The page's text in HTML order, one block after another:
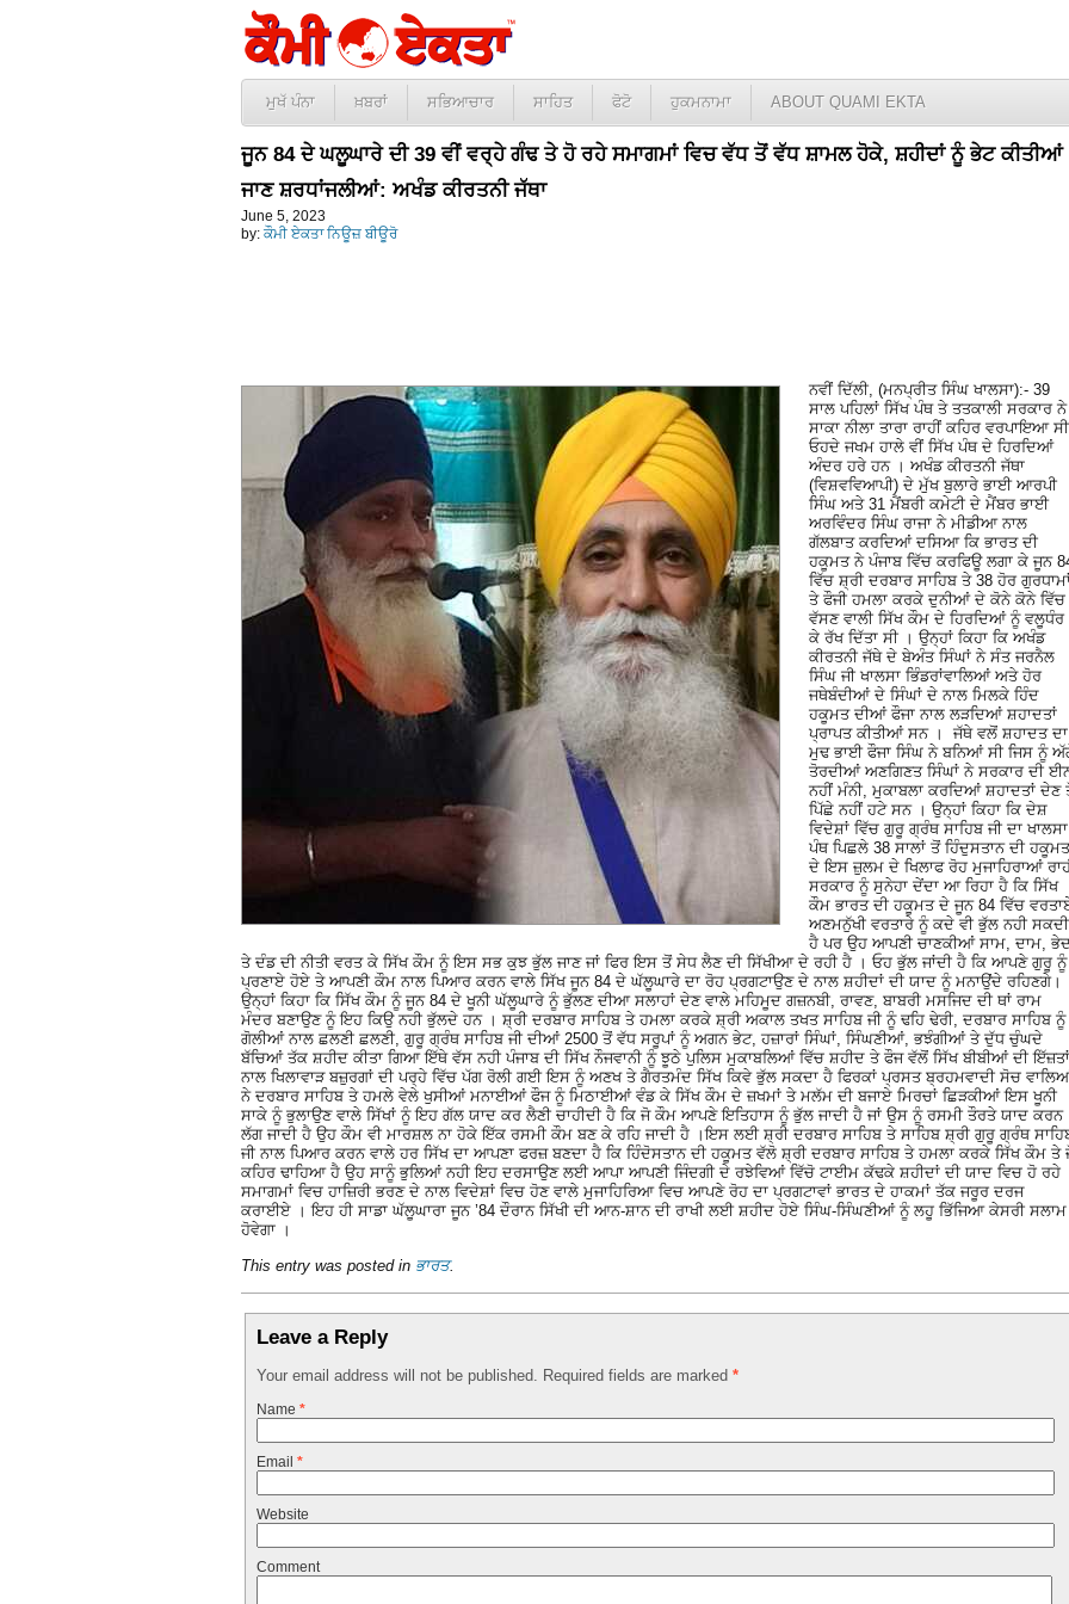
ਮੁਖੱ ਪੰਨਾ ਖ਼ਬਰਾਂ ਸਭਿਆਚਾਰ ਸਾਹਿਤ ਫੋਟੋ ਹੁਕਮਨਾਮਾ ABOUT QUAMI EKTA
ਜੂਨ 84 ਦੇ ਘਲੂਘਾਰੇ ਦੀ 39 ਵੀਂ ਵਰ੍ਹੇ ਗੰਢ ਤੇ ਹੋ ਰਹੇ ਸਮਾਗਮਾਂ ਵਿਚ ਵੱਧ ਤੋਂ ਵੱਧ ਸ਼ਾਮਲ ਹੋਕੇ, ਸ਼ਹੀਦਾਂ ਨੂੰ ਭੇਟ ਕੀਤੀਆਂ
ਜਾਣ ਸ਼ਰਧਾਂਜਲੀਆਂ: ਅਖੰਡ ਕੀਰਤਨੀ ਜੱਥਾ
June 5, 2023
by: ਕੌਮੀ ਏਕਤਾ ਨਿਊਜ਼ ਬੀਊਰੋ
ਨਵੀਂ ਦਿੱਲੀ, (ਮਨਪ੍ਰੀਤ ਸਿੰਘ ਖਾਲਸਾ):- 39
ਸਾਲ ਪਹਿਲਾਂ ਸਿੱਖ ਪੰਥ ਤੇ ਤਤਕਾਲੀ ਸਰਕਾਰ ਨੇ
ਸਾਕਾ ਨੀਲਾ ਤਾਰਾ ਰਾਹੀਂ ਕਹਿਰ ਵਰਪਾਇਆ ਸੀ
ਓਹਦੇ ਜਖਮ ਹਾਲੇ ਵੀਂ ਸਿੱਖ ਪੰਥ ਦੇ ਹਿਰਦਿਆਂ
ਅੰਦਰ ਹਰੇ ਹਨ । ਅਖੰਡ ਕੀਰਤਨੀ ਜੱਥਾ
(ਵਿਸ਼ਵਵਿਆਪੀ) ਦੇ ਮੁੱਖ ਬੁਲਾਰੇ ਭਾਈ ਆਰਪੀ
ਸਿੰਘ ਅਤੇ 31 ਮੈਂਬਰੀ ਕਮੇਟੀ ਦੇ ਮੈਂਬਰ ਭਾਈ
ਅਰਵਿੰਦਰ ਸਿੰਘ ਰਾਜਾ ਨੇ ਮੀਡੀਆ ਨਾਲ
ਗੱਲਬਾਤ ਕਰਦਿਆਂ ਦਸਿਆ ਕਿ ਭਾਰਤ ਦੀ
ਹਕੂਮਤ ਨੇ ਪੰਜਾਬ ਵਿੱਚ ਕਰਫਿਊ ਲਗਾ ਕੇ ਜੂਨ
ਵਿੱਚ ਸ਼੍ਰੀ ਦਰਬਾਰ ਸਾਹਿਬ ਤੇ 38 ਹੋਰ
ਤੇ ਫੌਜੀ ਹਮਲਾ ਕਰਕੇ ਦੁਨੀਆਂ ਦੇ ਕੋਨੇ ਕੋਨੇ ਵਿੱਚ
ਵੱਸਣ ਵਾਲੀ ਸਿੱਖ ਕੌਮ ਦੇ ਹਿਰਦਿਆਂ ਨੂੰ ਵਲੂਧੰਰ
ਕੇ ਰੱਖ ਦਿੱਤਾ ਸੀ । ਉਨ੍ਹਾਂ ਕਿਹਾ ਕਿ ਅਖੰਡ
ਕੀਰਤਨੀ ਜੱਥੇ ਦੇ ਬੇਅੰਤ ਸਿੰਘਾਂ ਨੇ ਸੰਤ ਜਰਨੈਲ
ਸਿੰਘ ਜੀ ਖਾਲਸਾ ਭਿੰਡਰਾਂਵਾਲਿਆਂ ਅਤੇ ਹੋਰ
ਜਥੇਬੰਦੀਆਂ ਦੇ ਸਿੰਘਾਂ ਦੇ ਨਾਲ ਮਿਲਕੇ ਹਿੰਦ
ਹਕੂਮਤ ਦੀਆਂ ਫੌਜਾ ਨਾਲ ਲੜਦਿਆਂ ਸ਼ਹਾਦਤਾਂ
ਪ੍ਰਾਪਤ ਕੀਤੀਆਂ ਸਨ । ਜੱਥੇ ਵਲੋਂ ਸ਼ਹਾਦਤ ਦਾ
ਮੁਢ ਭਾਈ ਫੌਜਾ ਸਿੰਘ ਨੇ ਬਨਿਆਂ ਸੀ ਜਿਸ ਨੂੰ
ਤੋਰਦੀਆਂ ਅਣਗਿਣਤ ਸਿੰਘਾਂ ਨੇ ਸਰਕਾਰ ਦੀ
ਨਹੀਂ ਮੰਨੀ, ਮੁਕਾਬਲਾ ਕਰਦਿਆਂ ਸ਼ਹਾਦਤਾਂ ਦੇਣ
ਪਿੱਛੇ ਨਹੀਂ ਹਟੇ ਸਨ । ਉਨ੍ਹਾਂ ਕਿਹਾ ਕਿ ਦੇਸ਼
ਵਿਦੇਸ਼ਾਂ ਵਿੱਚ ਗੁਰੂ ਗ੍ਰੰਥ ਸਾਹਿਬ ਜੀ ਦਾ ਖਾਲਸਾ
ਪੰਥ ਪਿਛਲੇ 38 ਸਾਲਾਂ ਤੋਂ ਹਿੰਦੁਸਤਾਨ ਦੀ ਹਕੂਮਤ
ਦੇ ਇਸ ਜ਼ੁਲਮ ਦੇ ਖਿਲਾਫ ਰੋਹ ਮੁਜਾਹਿਰਾਆਂ
ਸਰਕਾਰ ਨੂੰ ਸੁਨੇਹਾ ਦੇਂਦਾ ਆ ਰਿਹਾ ਹੈ ਕਿ ਸਿੱਖ
ਕੌਮ ਭਾਰਤ ਦੀ ਹਕੂਮਤ ਦੇ ਜੂਨ 84 ਵਿੱਚ
ਅਣਮਨੁੱਖੀ ਵਰਤਾਰੇ ਨੂੰ ਕਦੇ ਵੀ ਭੁੱਲ ਨਹੀ ਸਕਦੀ
ਹੈ ਪਰ ਉਹ ਆਪਣੀ ਚਾਣਕੀਆਂ ਸਾਮ, ਦਾਮ,
ਤੇ ਦੰਡ ਦੀ ਨੀਤੀ ਵਰਤ ਕੇ ਸਿੱਖ ਕੌਮ ਨੂੰ ਇਸ ਸਭ ਕੁਝ ਭੁੱਲ ਜਾਣ ਜਾਂ ਫਿਰ ਇਸ ਤੋਂ ਸੇਧ ਲੈਣ ਦੀ ਸਿੱਖੀਆ ਦੇ ਰਹੀ ਹੈ । ਓਹ ਭੁੱਲ ਜਾਂਦੀ ਹੈ ਕਿ ਆਪਣੇ ਗੁਰੂ ਨੂੰ
ਪ੍ਰਣਾਏ ਹੋਏ ਤੇ ਆਪਣੀ ਕੌਮ ਨਾਲ ਪਿਆਰ ਕਰਨ ਵਾਲੇ ਸਿੱਖ ਜੂਨ 84 ਦੇ ਘੱਲੂਘਾਰੇ ਦਾ ਰੋਹ ਪ੍ਰਗਟਾਉਣ ਦੇ ਨਾਲ ਸ਼ਹੀਦਾਂ ਦੀ ਯਾਦ ਨੂੰ ਮਨਾਉਂਦੇ ਰਹਿਣਗੇ।
ਉਨ੍ਹਾਂ ਕਿਹਾ ਕਿ ਸਿੱਖ ਕੌਮ ਨੂੰ ਜੂਨ 84 ਦੇ ਖੂਨੀ ਘੱਲੂਘਾਰੇ ਨੂੰ ਭੁੱਲਣ ਦੀਆ ਸਲਾਹਾਂ ਦੇਣ ਵਾਲੇ ਮਹਿਮੂਦ ਗਜ਼ਨਬੀ, ਰਾਵਣ, ਬਾਬਰੀ ਮਸਜਿਦ ਦੀ ਥਾਂ ਰਾਮ
ਮੰਦਰ ਬਣਾਉਣ ਨੂੰ ਇਹ ਕਿਉ ਨਹੀ ਭੁੱਲਦੇ ਹਨ । ਸ਼੍ਰੀ ਦਰਬਾਰ ਸਾਹਿਬ ਤੇ ਹਮਲਾ ਕਰਕੇ ਸ਼੍ਰੀ ਅਕਾਲ ਤਖਤ ਸਾਹਿਬ ਜੀ ਨੂੰ ਢਹਿ ਢੇਰੀ, ਦਰਬਾਰ ਸਾਹਿਬ ਨੂੰ
ਗੋਲੀਆਂ ਨਾਲ ਛਲਣੀ ਛਲਣੀ, ਗੁਰੂ ਗ੍ਰੰਥ ਸਾਹਿਬ ਜੀ ਦੀਆਂ 2500 ਤੋਂ ਵੱਧ ਸਰੂਪਾਂ ਨੂੰ ਅਗਨ ਭੇਟ, ਹਜ਼ਾਰਾਂ ਸਿੰਘਾਂ, ਸਿੰਘਣੀਆਂ, ਭਝੰਗੀਆਂ ਤੇ ਦੁੱਧ ਚੁੰਘਦੇ
ਬੱਚਿਆਂ ਤੱਕ ਸ਼ਹੀਦ ਕੀਤਾ ਗਿਆ ਇੱਥੇ ਵੱਸ ਨਹੀ ਪੰਜਾਬ ਦੀ ਸਿੱਖ ਨੌਜਵਾਨੀ ਨੂੰ ਝੂਠੇ ਪੁਲਿਸ ਮੁਕਾਬਲਿਆਂ ਵਿੱਚ ਸ਼ਹੀਦ ਤੇ ਫੌਜ ਵੱਲੋਂ ਸਿੱਖ ਬੀਬੀਆਂ ਦੀ ਇੱਜ਼ਤਾਂ
ਨਾਲ ਖਿਲਾਵਾੜ ਬਜ਼ੁਰਗਾਂ ਦੀ ਪਰ੍ਹੇ ਵਿੱਚ ਪੱਗ ਰੋਲੀ ਗਈ ਇਸ ਨੂੰ ਅਣਖ ਤੇ ਗੈਰਤਮੰਦ ਸਿੱਖ ਕਿਵੇ ਭੁੱਲ ਸਕਦਾ ਹੈ ਫਿਰਕਾਂ ਪ੍ਰਸਤ ਬ੍ਰਹਮਵਾਦੀ ਸੋਚ
ਨੇ ਦਰਬਾਰ ਸਾਹਿਬ ਤੇ ਹਮਲੇ ਵੇਲੇ ਖੁਸੀਆਂ ਮਨਾਈਆਂ ਫੌਜ ਨੂੰ ਮਿਠਾਈਆਂ ਵੰਡ ਕੇ ਸਿੱਖ ਕੌਮ ਦੇ ਜ਼ਖਮਾਂ ਤੇ ਮਲੱਮ ਦੀ ਬਜਾਏ ਮਿਰਚਾਂ ਛਿੜਕੀਆਂ ਇਸ ਖੂਨੀ
ਸਾਕੇ ਨੂੰ ਭੁਲਾਉਣ ਵਾਲੇ ਸਿੱਖਾਂ ਨੂੰ ਇਹ ਗੱਲ ਯਾਦ ਕਰ ਲੈਣੀ ਚਾਹੀਦੀ ਹੈ ਕਿ ਜੋ ਕੌਮ ਆਪਣੇ ਇਤਿਹਾਸ ਨੂੰ ਭੁੱਲ ਜਾਦੀ ਹੈ ਜਾਂ ਉਸ ਨੂੰ ਰਸਮੀ ਤੌਰਤੇ ਯਾਦ ਕਰਨ
ਲੱਗ ਜਾਦੀ ਹੈ ਉਹ ਕੌਮ ਵੀ ਮਾਰਸ਼ਲ ਨਾ ਹੋਕੇ ਇੱਕ ਰਸਮੀ ਕੌਮ ਬਣ ਕੇ ਰਹਿ ਜਾਦੀ ਹੈ ।ਇਸ ਲਈ ਸ਼੍ਰੀ ਦਰਬਾਰ ਸਾਹਿਬ ਤੇ ਸਾਹਿਬ ਸ਼੍ਰੀ ਗੁਰੂ ਗ੍ਰੰਥ
ਜੀ ਨਾਲ ਪਿਆਰ ਕਰਨ ਵਾਲੇ ਹਰ ਸਿੱਖ ਦਾ ਆਪਣਾ ਫਰਜ਼ ਬਣਦਾ ਹੈ ਕਿ ਹਿੰਦੋਸਤਾਨ ਦੀ ਹਕੂਮਤ ਵੱਲੋ ਸ਼੍ਰੀ ਦਰਬਾਰ ਸਾਹਿਬ ਤੇ ਹਮਲਾ ਕਰਕੇ ਸਿੱਖ ਕੌਮ ਤੇ
ਕਹਿਰ ਢਾਹਿਆ ਹੈ ਉਹ ਸਾਨੂੰ ਭੁਲਿਆਂ ਨਹੀ ਇਹ ਦਰਸਾਉਣ ਲਈ ਆਪਾ ਆਪਣੀ ਜਿੰਦਗੀ ਦੇ ਰਝੇਵਿਆਂ ਵਿੱਚੋ ਟਾਈਮ ਕੱਢਕੇ ਸ਼ਹੀਦਾਂ ਦੀ ਯਾਦ ਵਿਚ ਹੋ ਰਹੇ
ਸਮਾਗਮਾਂ ਵਿਚ ਹਾਜ਼ਿਰੀ ਭਰਣ ਦੇ ਨਾਲ ਵਿਦੇਸ਼ਾਂ ਵਿਚ ਹੋਣ ਵਾਲੇ ਮੁਜਾਹਿਰਿਆ ਵਿਚ ਆਪਣੇ ਰੋਹ ਦਾ ਪ੍ਰਗਟਾਵਾਂ ਭਾਰਤ ਦੇ ਹਾਕਮਾਂ ਤੱਕ ਜਰੂਰ ਦਰਜ
ਕਰਾਈਏ । ਇਹ ਹੀ ਸਾਡਾ ਘੱਲੂਘਾਰਾ ਜੂਨ ’84 ਦੌਰਾਨ ਸਿੱਖੀ ਦੀ ਆਨ-ਸ਼ਾਨ ਦੀ ਰਾਖੀ ਲਈ ਸ਼ਹੀਦ ਹੋਏ ਸਿੰਘ-ਸਿੰਘਣੀਆਂ ਨੂੰ ਲਹੂ ਭਿੱਜਿਆ ਕੇਸਰੀ ਸਲਾਮ
ਹੋਵੇਗਾ ।
This entry was posted in ਭਾਰਤ.
Leave a Reply
Your email address will not be published. Required fields are marked *
Name *
Email *
Website
Comment